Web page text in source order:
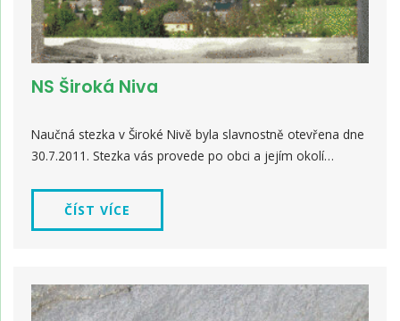
NS Široká Niva
Naučná stezka v Široké Nivě byla slavnostně otevřena dne
30.7.2011. Stezka vás provede po obci a jejím okolí…
ČÍST VÍCE